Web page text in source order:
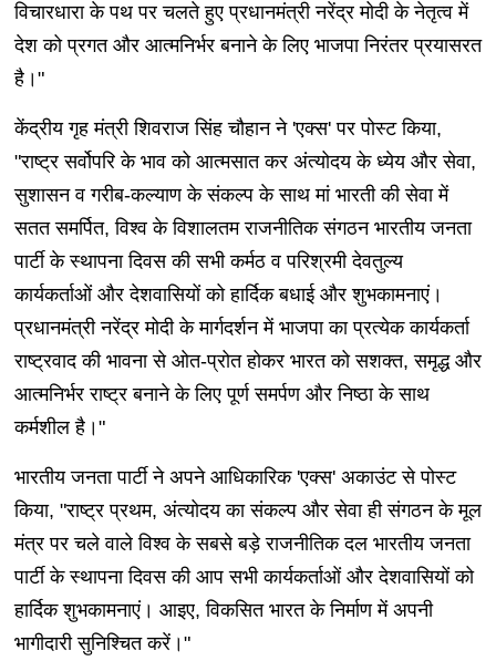
विचारधारा के पथ पर चलते हुए प्रधानमंत्री नरेंद्र मोदी के नेतृत्व में
देश को प्रगत और आत्मनिर्भर बनाने के लिए भाजपा निरंतर प्रयासरत
है।"
केंद्रीय गृह मंत्री शिवराज सिंह चौहान ने 'एक्स' पर पोस्ट किया,
"राष्ट्र सर्वोपरि के भाव को आत्मसात कर अंत्योदय के ध्येय और सेवा,
सुशासन व गरीब-कल्याण के संकल्प के साथ मां भारती की सेवा में
सतत समर्पित, विश्व के विशालतम राजनीतिक संगठन भारतीय जनता
पार्टी के स्थापना दिवस की सभी कर्मठ व परिश्रमी देवतुल्य
कार्यकर्ताओं और देशवासियों को हार्दिक बधाई और शुभकामनाएं।
प्रधानमंत्री नरेंद्र मोदी के मार्गदर्शन में भाजपा का प्रत्येक कार्यकर्ता
राष्ट्रवाद की भावना से ओत-प्रोत होकर भारत को सशक्त, समृद्ध और
आत्मनिर्भर राष्ट्र बनाने के लिए पूर्ण समर्पण और निष्ठा के साथ
कर्मशील है।"
भारतीय जनता पार्टी ने अपने आधिकारिक 'एक्स' अकाउंट से पोस्ट
किया, "राष्ट्र प्रथम, अंत्योदय का संकल्प और सेवा ही संगठन के मूल
मंत्र पर चले वाले विश्व के सबसे बड़े राजनीतिक दल भारतीय जनता
पार्टी के स्थापना दिवस की आप सभी कार्यकर्ताओं और देशवासियों को
हार्दिक शुभकामनाएं। आइए, विकसित भारत के निर्माण में अपनी
भागीदारी सुनिश्चित करें।"